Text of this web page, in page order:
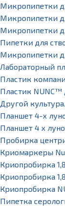
Микропипетки
Микропипетки
Микропипетки
Пипетки для
Микропипетки
Лабораторный
Пластик
Пластик NUNC™
Другой
Планшет 4-х
Планшет 4 х
Пробирка
Криомаркеры
Криопробирка
Криопробирка
Криопробирка
Пипетка